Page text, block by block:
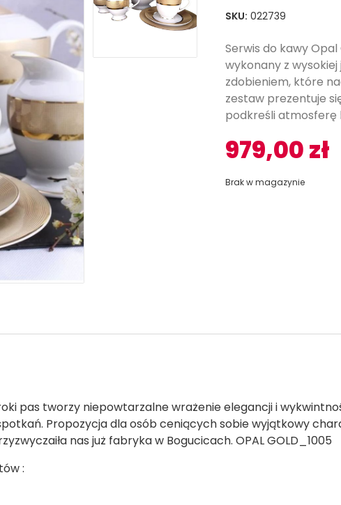
SKU: 022739
Serwis do kawy
wykonany z
zdobieniem, które
zestaw prezentuje
podkreśli atmosferę
979,00zł
Brak w magazynie
pas tworzy niepowtarzalne wrażenie elegancji i
Propozycja dla osób ceniących sobie wyjątkowy
nas już fabryka w Bogucicach. OPAL GOLD_1005
: